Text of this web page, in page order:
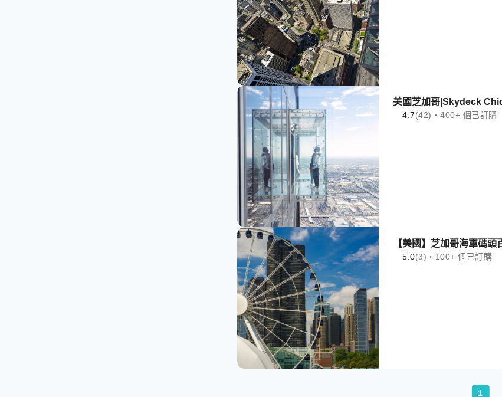
美國芝加哥|Skydeck
4.7(42)・400+ 個已訂購
【美國】芝加哥海軍碼頭
5.0(3)・100+ 個已訂購
1